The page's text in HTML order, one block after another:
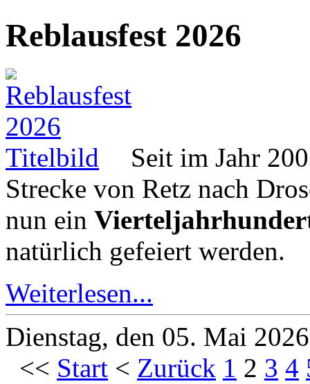
Reblausfest 2026
Seit im Jahr
Strecke von Retz nach
nun ein
natürlich gefeiert werden.
Weiterlesen...
Dienstag, den 05. Mai
<< Start < Zurück 1 2 3 4